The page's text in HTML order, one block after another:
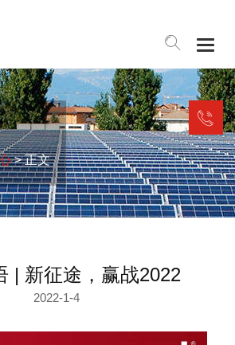
> 正文
| 新征途，赢战2022
2022-1-4